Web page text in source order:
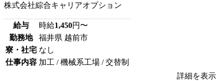
株式会社綜合キャリアオプション
給与 時給1,450円〜
勤務地
福井県 越前市
寮・社宅 なし
仕事内容 加工 / 機械系工場 / 交替制
詳細を表示